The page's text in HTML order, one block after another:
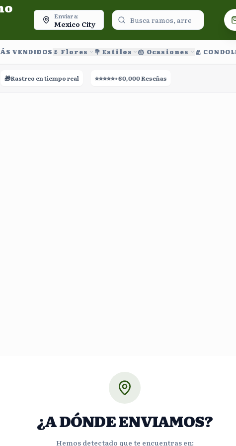
Enviar a:
Mexico City
VENDIDOS 🌷 Flores 💐 Estilos 🎂 Ocasiones 🫂
Rastreo en tiempo real ⭐⭐⭐⭐⭐+60,000 Reseñas
¿A DÓNDE ENVIAMOS?
Hemos detectado que te encuentras en: